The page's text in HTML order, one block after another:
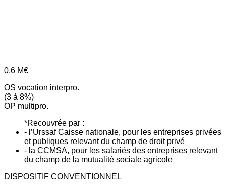
0.6 M€
OS vocation interpro.
(3 à 8%)
OP multipro.
*Recouvrée par :
- l’Urssaf Caisse nationale, pour les entreprises privées
et publiques relevant du champ de droit privé
- la CCMSA, pour les salariés des entreprises relevant
du champ de la mutualité sociale agricole
DISPOSITIF CONVENTIONNEL